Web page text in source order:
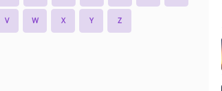
V W X Y Z